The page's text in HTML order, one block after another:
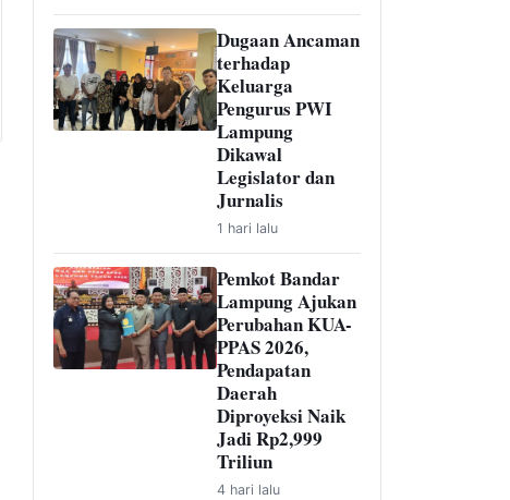
Dugaan Ancaman
terhadap
Keluarga
Pengurus PWI
Lampung
Dikawal
Legislator dan
Jurnalis
1 hari lalu
Pemkot Bandar
Lampung Ajukan
Perubahan KUA-
PPAS 2026,
Pendapatan
Daerah
Diproyeksi Naik
Jadi Rp2,999
Triliun
4 hari lalu